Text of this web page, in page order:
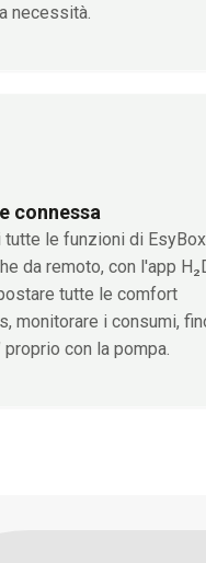
necessità.
connessa
tutte le funzioni di EsyBox
da remoto, con l'app
tutte le comfort
monitorare i consumi,
proprio con la pompa.